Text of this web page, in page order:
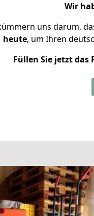
Wir
uns darum,
heute, um Ihren
Füllen Sie jetzt das